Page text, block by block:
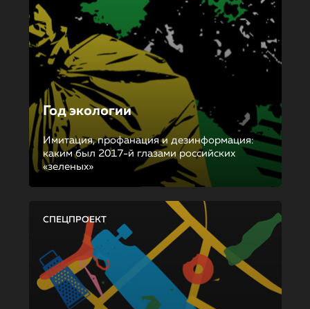
Год экологии
Имитация, профанация и дезинформация:
каким был 2017-й глазами российских
«зеленых»
СПЕЦПРОЕКТ